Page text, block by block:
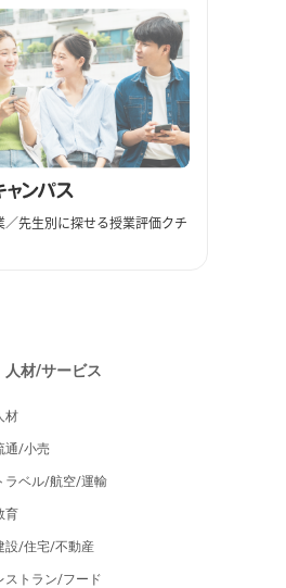
先生別に探せる授業評価クチ
人材/サービス
材
通/小売
ラベル/航空/運輸
育
設/住宅/不動産
ストラン/フード